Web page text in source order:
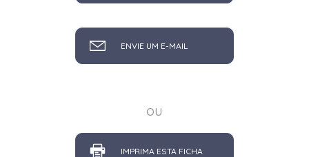
ENVIE UM E-MAIL
ou
IMPRIMA ESTA FICHA